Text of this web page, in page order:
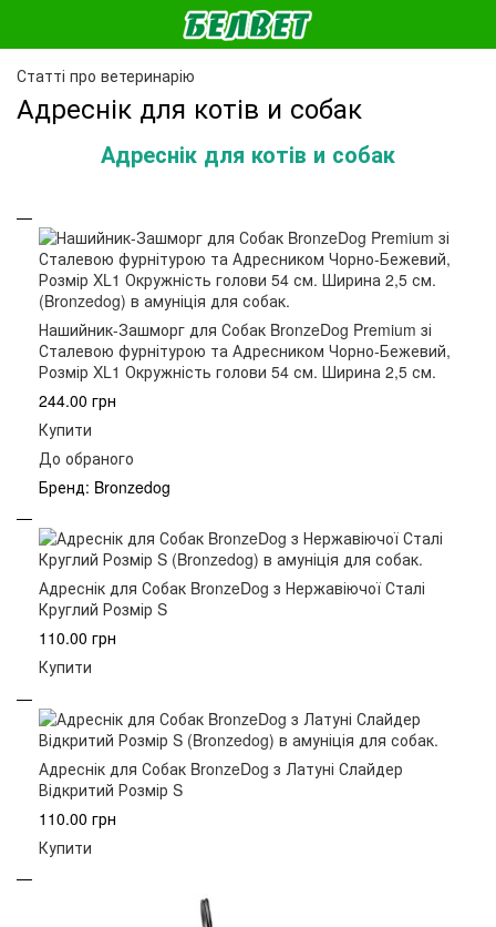
Статті про ветеринарію
Адреснік для котів и собак
Адреснік для котів и собак
Нашийник-Зашморг для Собак BronzeDog Premium зі
Сталевою фурнітурою та Адресником Чорно-Бежевий,
Розмір XL1 Окружність голови 54 см. Ширина 2,5 см.
244.00 грн
Купити
До обраного
Бренд: Bronzedog
Адреснік для Собак BronzeDog з Нержавіючої Сталі
Круглий Розмір S
110.00 грн
Купити
Адреснік для Собак BronzeDog з Латуні Слайдер
Відкритий Розмір S
110.00 грн
Купити